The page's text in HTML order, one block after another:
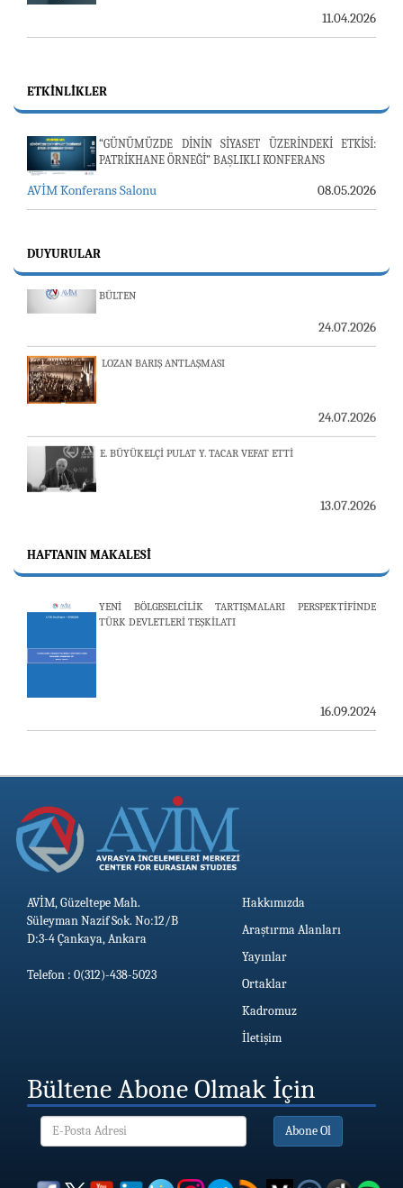
11.04.2026
ETKINLIKLER
“GÜNÜMÜZDE DİNİN SİYASET ÜZERİNDEKİ ETKİSİ:
PATRİKHANE ÖRNEĞİ” BAŞLIKLI KONFERANS
AVİM Konferans Salonu 08.05.2026
DUYURULAR23-24 TEMMUZ SUNUCU SORUNU VE AVİM GÜNLÜK
BÜLTEN
19.06.2026
HAFTANIN MAKALESI
YENİ BÖLGESELCİLİK TARTIŞMALARI PERSPEKTİFİNDE
TÜRK DEVLETLERİ TEŞKİLATI
16.09.2024
AVİM, Güzeltepe Mah.
Süleyman Nazif Sok. No:12/B
D:3-4 Çankaya, Ankara
Telefon : 0(312)-438-5023
Hakkımızda
Araştırma Alanları
Yayınlar
Ortaklar
Kadromuz
İletişim
Bültene Abone Olmak İçin
Abone Ol